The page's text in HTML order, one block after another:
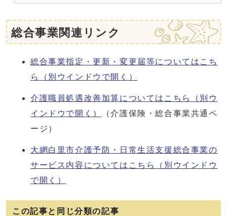
総合事業関連リンク
総合事業指定・更新・変更届等についてはこち
ら
（別ウインドウで開く）
介護職員処遇改善加算についてはこちら
（別ウ
インドウで開く）
（介護保険・総合事業共通ペ
ージ）
大網白里市介護予防・日常生活支援総合事業の
サービス内容についてはこちら
（別ウインドウ
で開く）
この記事と同じ分類の記事